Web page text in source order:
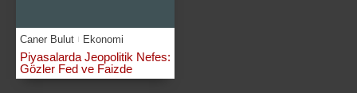
Caner Bulut Ekonomi
Piyasalarda Jeopolitik Nefes:
Gözler Fed ve Faizde